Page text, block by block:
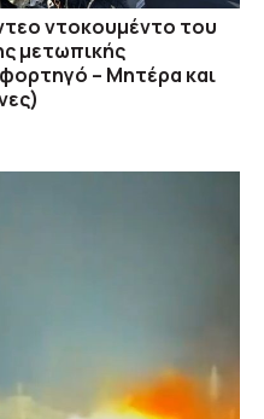
ντοκουμέντο του
μετωπικής
– Μητέρα και